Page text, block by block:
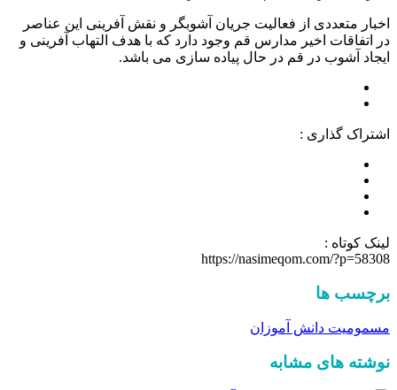
اخبار متعددی از فعالیت جریان آشوبگر و نقش آفرینی این عناصر
در اتفاقات اخیر مدارس قم وجود دارد که با هدف التهاب آفرینی و
ایجاد آشوب در قم در حال پیاده سازی می باشد.
اشتراک گذاری :
لینک کوتاه :
https://nasimeqom.com/?p=58308
برچسب ها
مسمومیت دانش آموزان
نوشته های مشابه